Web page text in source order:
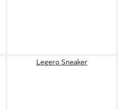
Legero Sneaker